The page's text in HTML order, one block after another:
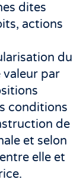
dites
actions
du
valeur par
conditions
de
et selon
elle et